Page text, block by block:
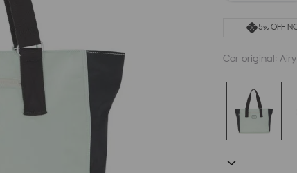
5% OFF
Cor original: